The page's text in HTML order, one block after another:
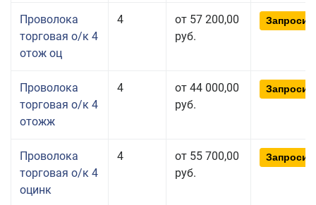
Проволока
торговая о/к 4
отож оц
4
от 57 200,00
руб.
Проволока
торговая о/к 4
отожж
4
от 44 000,00
руб.
Проволока
торговая о/к 4
оцинк
4
от 55 700,00
руб.